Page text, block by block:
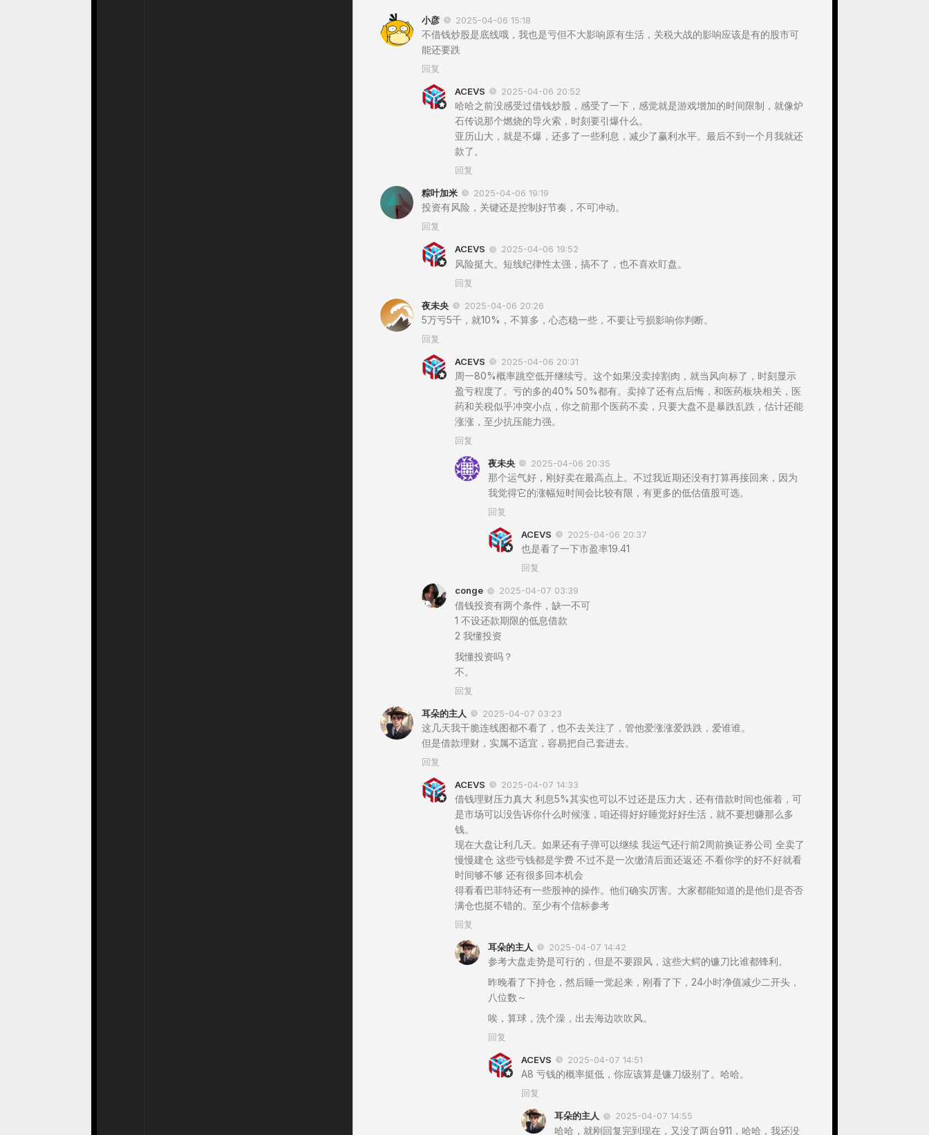
小彦 2025-04-06 15:18
不借钱炒股是底线哦，我也是亏但不大影响原有生活，关税大战的影响应该是有的股市可
能还要跌
回复
ACEVS 2025-04-06 20:52
哈哈之前没感受过借钱炒股，感受了一下，感觉就是游戏增加的时间限制，就像炉
石传说那个燃烧的导火索，时刻要引爆什么。
亚历山大，就是不爆，还多了一些利息，减少了赢利水平。最后不到一个月我就还
款了。
回复
粽叶加米 2025-04-06 19:19
投资有风险，关键还是控制好节奏，不可冲动。
回复
ACEVS 2025-04-06 19:52
风险挺大。短线纪律性太强，搞不了，也不喜欢盯盘。
回复
夜未央 2025-04-06 20:26
5万亏5千，就10%，不算多，心态稳一些，不要让亏损影响你判断。
回复
ACEVS 2025-04-06 20:31
周一80%概率跳空低开继续亏。这个如果没卖掉割肉，就当风向标了，时刻显示
盈亏程度了。亏的多的40% 50%都有。卖掉了还有点后悔，和医药板块相关，医
药和关税似乎冲突小点，你之前那个医药不卖，只要大盘不是暴跌乱跌，估计还能
涨涨，至少抗压能力强。
回复
夜未央 2025-04-06 20:35
那个运气好，刚好卖在最高点上。不过我近期还没有打算再接回来，因为
我觉得它的涨幅短时间会比较有限，有更多的低估值股可选。
回复
ACEVS 2025-04-06 20:37
也是看了一下市盈率19.41
回复
conge 2025-04-07 03:39
借钱投资有两个条件，缺一不可
1 不设还款期限的低息借款
2 我懂投资
我懂投资吗？
不。
回复
耳朵的主人 2025-04-07 03:23
这几天我干脆连线图都不看了，也不去关注了，管他爱涨涨爱跌跌，爱谁谁。
但是借款理财，实属不适宜，容易把自己套进去。
回复
ACEVS 2025-04-07 14:33
借钱理财压力真大 利息5%其实也可以不过还是压力大，还有借款时间也催着，可
是市场可以没告诉你什么时候涨，咱还得好好睡觉好好生活，就不要想赚那么多
钱。
现在大盘让利几天。如果还有子弹可以继续 我运气还行前2周前换证券公司 全卖了
慢慢建仓 这些亏钱都是学费 不过不是一次缴清后面还返还 不看你学的好不好就看
时间够不够 还有很多回本机会
得看看巴菲特还有一些股神的操作。他们确实厉害。大家都能知道的是他们是否否
满仓也挺不错的。至少有个信标参考
回复
耳朵的主人 2025-04-07 14:42
参考大盘走势是可行的，但是不要跟风，这些大鳄的镰刀比谁都锋利。
昨晚看了下持仓，然后睡一觉起来，刚看了下，24小时净值减少二开头，
八位数～
唉，算球，洗个澡，出去海边吹吹风。
回复
ACEVS 2025-04-07 14:51
A8 亏钱的概率挺低，你应该算是镰刀级别了。哈哈。
回复
耳朵的主人 2025-04-07 14:55
哈哈，就刚回复完到现在，又没了两台911，哈哈，我还没